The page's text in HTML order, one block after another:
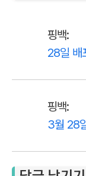
핑백:
28일 배
핑백:
3월 28